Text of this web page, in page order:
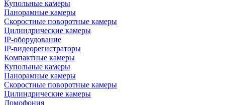
Купольные камеры
Панорамные камеры
Скоростные поворотные камеры
Цилиндрические камеры
IP-оборудование
IP-видеорегистраторы
Компактные камеры
Купольные камеры
Панорамные камеры
Скоростные поворотные камеры
Цилиндрические камеры
Домофония